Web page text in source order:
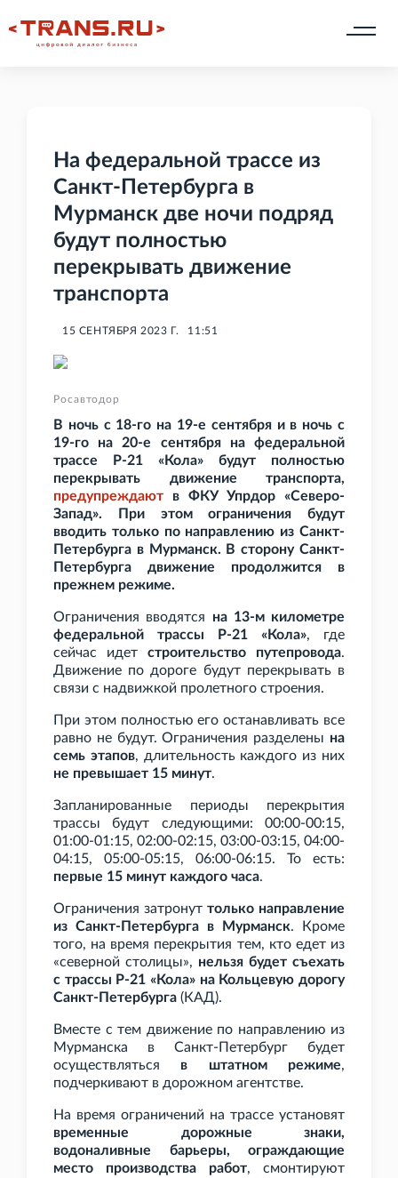
На федеральной трассе из
Санкт-Петербурга в
Мурманск две ночи подряд
будут полностью
перекрывать движение
транспорта
15 СЕНТЯБРЯ 2023 Г. 11:51
Росавтодор
В ночь с 18-го на 19-е сентября и в ночь с
19-го на 20-е сентября на федеральной
трассе Р-21
«Кола» будут полностью
перекрывать движение транспорта,
предупреждают в ФКУ Упрдор «Северо-
Запад». При этом ограничения будут
вводить только по направлению из Санкт-
Петербурга в Мурманск. В сторону Санкт-
Петербурга движение продолжится в
прежнем режиме.
Ограничения вводятся на 13-м километре
федеральной трассы Р-21
«Кола», где
сейчас идет строительство путепровода.
Движение по дороге будут перекрывать в
связи с надвижкой пролетного строения.
При этом полностью его останавливать все
равно не будут. Ограничения разделены на
семь этапов, длительность каждого из них
не превышает 15 минут.
Запланированные периоды перекрытия
трассы будут следующими: 00:00-00:15,
01:00-01:15, 02:00-02:15, 03:00-03:15, 04:00-
04:15, 05:00-05:15, 06:00-06:15. То есть:
первые 15 минут каждого часа.
Ограничения затронут только направление
из Санкт-Петербурга в Мурманск. Кроме
того, на время перекрытия тем, кто едет из
«северной столицы», нельзя будет съехать
с трассы Р-21 «Кола» на Кольцевую дорогу
Санкт-Петербурга (КАД).
Вместе с тем движение по направлению из
Мурманска в Санкт-Петербург будет
осуществляться в штатном режиме,
подчеркивают в дорожном агентстве.
На время ограничений на трассе установят
временные дорожные знаки,
водоналивные барьеры, ограждающие
место производства работ, смонтируют